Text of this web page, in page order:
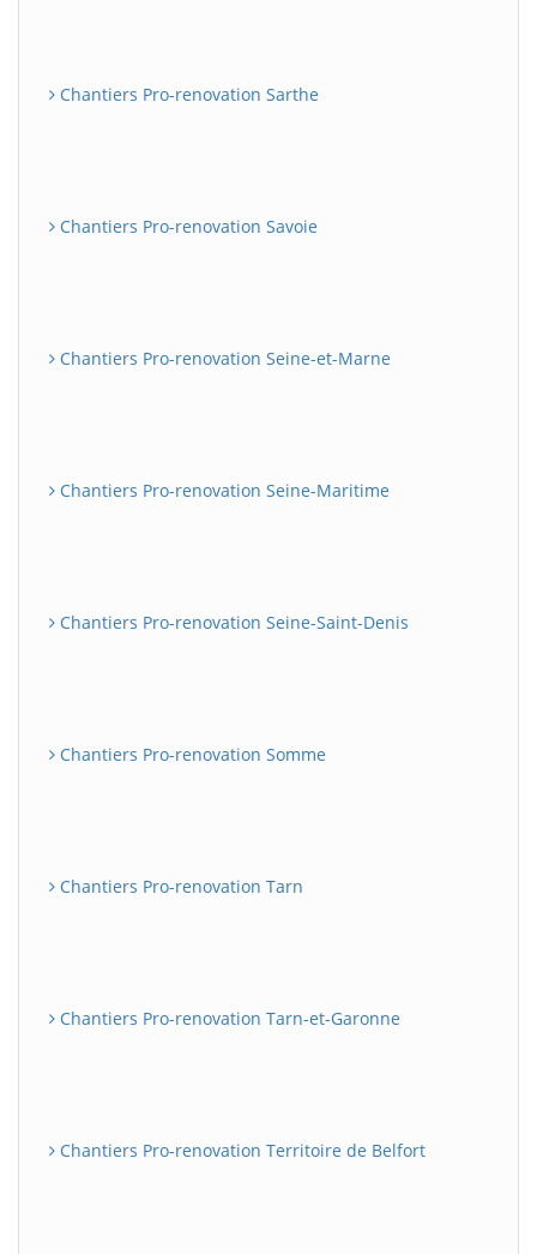
Chantiers Pro-renovation Sarthe
Chantiers Pro-renovation Savoie
Chantiers Pro-renovation Seine-et-Marne
Chantiers Pro-renovation Seine-Maritime
Chantiers Pro-renovation Seine-Saint-Denis
Chantiers Pro-renovation Somme
Chantiers Pro-renovation Tarn
Chantiers Pro-renovation Tarn-et-Garonne
Chantiers Pro-renovation Territoire de Belfort